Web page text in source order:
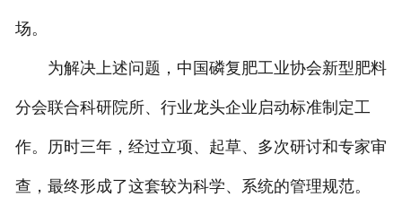
场。
为解决上述问题，中国磷复肥工业协会新型肥料
分会联合科研院所、行业龙头企业启动标准制定工
作。历时三年，经过立项、起草、多次研讨和专家审
查，最终形成了这套较为科学、系统的管理规范。